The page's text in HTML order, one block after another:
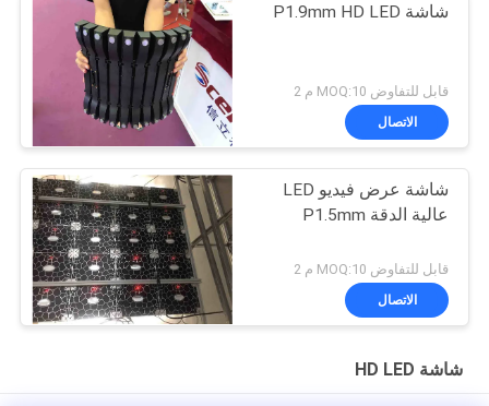
شاشة P1.9mm HD LED
قابل للتفاوض MOQ:10 م 2
الاتصال
شاشة عرض فيديو LED
عالية الدقة P1.5mm
قابل للتفاوض MOQ:10 م 2
الاتصال
شاشة HD LED